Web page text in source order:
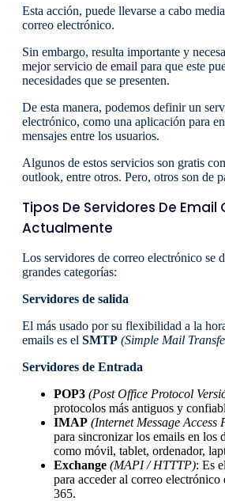
Esta acción, puede llevarse a cabo
correo electrónico.
Sin embargo, resulta importante y
mejor servicio de email para que este
necesidades que se presenten.
De esta manera, podemos definir un
electrónico, como una aplicación para
mensajes entre los usuarios.
Algunos de estos servicios son gratis
outlook, entre otros. Pero, otros son de
Tipos De Servidores De Email
Actualmente
Los servidores de correo electrónico se
grandes categorías:
Servidores de salida
El más usado por su flexibilidad a la
emails es el SMTP (Simple Mail
Servidores de Entrada
POP3 (Post Office Protocol
protocolos más antiguos y
IMAP (Internet Message Access
para sincronizar los emails en los
como móvil, tablet, ordenador,
Exchange (MAPI / HTTTP): Es
para acceder al correo
365.